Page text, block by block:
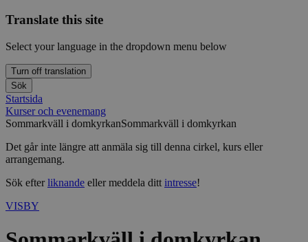
Translate this site
Select your language in the dropdown menu below
Turn off translation
Sök
Startsida
Kurser och evenemang
Sommarkväll i domkyrkanSommarkväll i domkyrkan
Det går inte längre att anmäla sig till denna cirkel, kurs eller
arrangemang.
Sök efterliknande eller meddela ditt intresse!
VISBY